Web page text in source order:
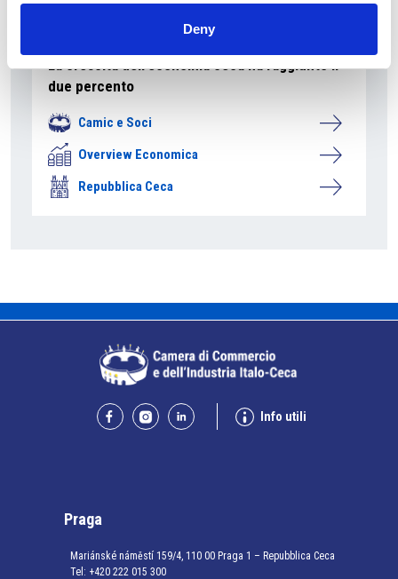
Deny
La crescita dell’economia ceca ha raggiunto il
due percento
Camic e Soci
Overview Economica
Repubblica Ceca
Info utili
Praga
Mariánské náměstí 159/4, 110 00 Praga 1 – Repubblica Ceca
Tel: +420 222 015 300